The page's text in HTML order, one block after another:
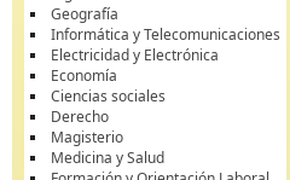
Geografía
Informática y Telecomunicaciones
Electricidad y Electrónica
Economía
Ciencias sociales
Derecho
Magisterio
Medicina y Salud